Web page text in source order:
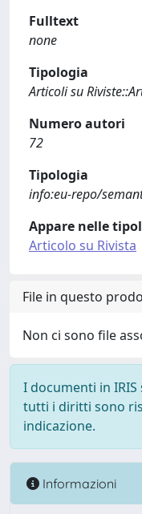
Fulltext
none
Tipologia
Articoli su
Numero autori
72
Tipologia
info:eu-repo/
Appare nelle
Articolo su Rivista
File in questo
Non ci sono file
I documenti in
tutti i diritti sono
indicazione.
Informazioni